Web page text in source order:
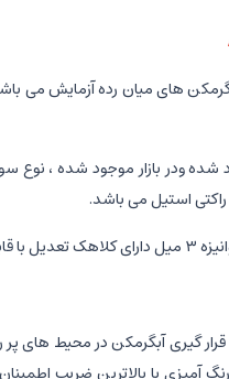
در حجم ۱۲۰ لیتری ایجاد شده ودر
استیل می باشد.
شیر اطمینان
آبگرمکن در محیط های پر